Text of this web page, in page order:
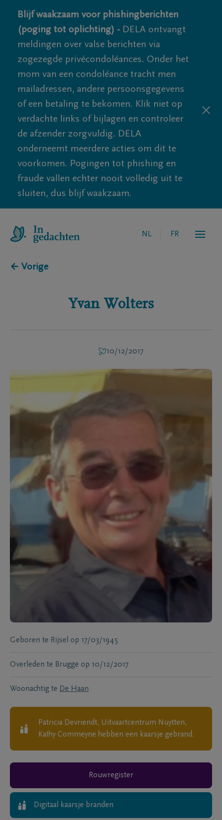
Blijf waakzaam voor phishingberichten
(poging tot oplichting) - DELA ontvangt
meldingen over valse berichten via
zogezegde privécondoléances. Onder het
mom van een condoléance tracht men
mailadressen, andere persoonsgegevens
of een betaling te bekomen. Klik niet op
verdachte links of bijlagen en controleer
de afzender zorgvuldig. DELA
onderneemt meerdere acties om dit te
voorkomen. Pogingen tot phishing en
fraude vallen echter nooit volledig uit te
sluiten, dus blijf waakzaam.
NL FR
← Vorige
Yvan Wolters
10/12/2017
Geboren te Rijsel op 17/03/1945
Overleden te Brugge op 10/12/2017
Woonachtig te De Haan
Patricia Devriendt, Uitvaartcentrum Nuytten,
Kathy Commeyne hebben een kaarsje gebrand.
Rouwregister
Digitaal kaarsje branden